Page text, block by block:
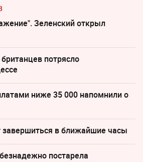
Зеленский открыл
потрясло
ниже 35 000 напомнили о
в ближайшие часы
постарела